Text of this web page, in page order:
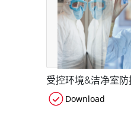
受控环境&洁净室
Download